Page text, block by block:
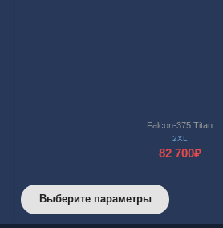
Falcon-375 Titan
2XL
82 700₽
Выберите параметры Этот